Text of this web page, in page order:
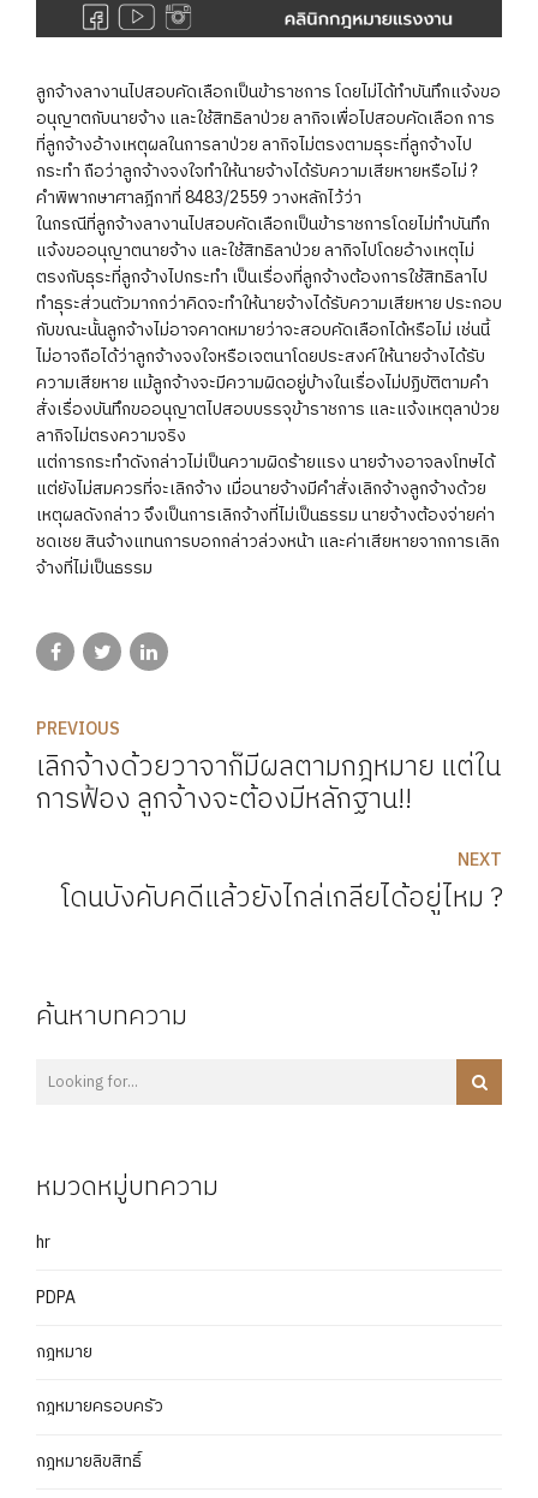
ลูกจ้างลางานไปสอบคัดเลือกเป็นข้าราชการ โดยไม่ได้ทำบันทึกแจ้งขอ
อนุญาตกับนายจ้าง และใช้สิทธิลาป่วย ลากิจเพื่อไปสอบคัดเลือก การ
ที่ลูกจ้างอ้างเหตุผลในการลาป่วย ลากิจไม่ตรงตามธุระที่ลูกจ้างไป
กระทำ ถือว่าลูกจ้างจงใจทำให้นายจ้างได้รับความเสียหายหรือไม่ ?
คำพิพากษาศาลฎีกาที่ 8483/2559 วางหลักไว้ว่า
ในกรณีที่ลูกจ้างลางานไปสอบคัดเลือกเป็นข้าราชการโดยไม่ทำบันทึก
แจ้งขออนุญาตนายจ้าง และใช้สิทธิลาป่วย ลากิจไปโดยอ้างเหตุไม่
ตรงกับธุระที่ลูกจ้างไปกระทำ เป็นเรื่องที่ลูกจ้างต้องการใช้สิทธิลาไป
ทำธุระส่วนตัวมากกว่าคิดจะทำให้นายจ้างได้รับความเสียหาย ประกอบ
กับขณะนั้นลูกจ้างไม่อาจคาดหมายว่าจะสอบคัดเลือกได้หรือไม่ เช่นนี้
ไม่อาจถือได้ว่าลูกจ้างจงใจหรือเจตนาโดยประสงค์ให้นายจ้างได้รับ
ความเสียหาย แม้ลูกจ้างจะมีความผิดอยู่บ้างในเรื่องไม่ปฏิบัติตามคำ
สั่งเรื่องบันทึกขออนุญาตไปสอบบรรจุข้าราชการ และแจ้งเหตุลาป่วย
ลากิจไม่ตรงความจริง
แต่การกระทำดังกล่าวไม่เป็นความผิดร้ายแรง นายจ้างอาจลงโทษได้
แต่ยังไม่สมควรที่จะเลิกจ้าง เมื่อนายจ้างมีคำสั่งเลิกจ้างลูกจ้างด้วย
เหตุผลดังกล่าว จึงเป็นการเลิกจ้างที่ไม่เป็นธรรม นายจ้างต้องจ่ายค่า
ชดเชย สินจ้างแทนการบอกกล่าวล่วงหน้า และค่าเสียหายจากการเลิก
จ้างที่ไม่เป็นธรรม
PREVIOUS
เลิกจ้างด้วยวาจาก็มีผลตามกฎหมาย แต่ใน
การฟ้อง ลูกจ้างจะต้องมีหลักฐาน!!
NEXT
โดนบังคับคดีแล้วยังไกล่เกลี่ยได้อยู่ไหม ?
ค้นหาบทความ
หมวดหมู่บทความ
hr
PDPA
กฎหมาย
กฎหมายครอบครัว
กฎหมายลิขสิทธิ์